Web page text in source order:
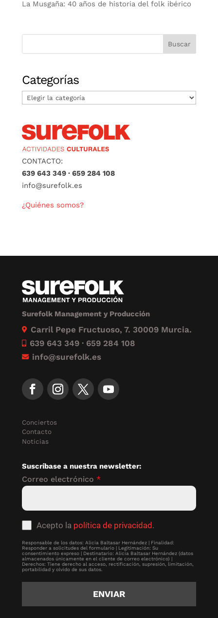
La Musgaña: 40 años de historia del folk ibérico
Categorías
Categorías
CONTACTO:
639 643 349 · 659 284 108
info@surefolk.es
¿Quiénes somos?
Surefolk Management y Producción
 Carril Pepe Fructuoso, 7. 30009 Murcia.
639 643 349 · 659 284 108
 info@surefolk.es
Conciertos
Contacto
Noticias
Suscríbase a nuestra newsletter:
Correo electrónico *
Acepto la política de privacidad .
Responsable de los datos: Alicia Baltasar Hernández | Finalidad:
Responder a solicitudes del formulario | Legitimación: Su
consentimiento expreso | Destinatario: Alicia Baltasar Hernández (datos
almacenados únicamente en el cliente de correo electrónico) |
Derechos: Tiene derecho al acceso, rectificación, supresión, limitación,
portabilidad y olvido de sus datos.
ENVIAR